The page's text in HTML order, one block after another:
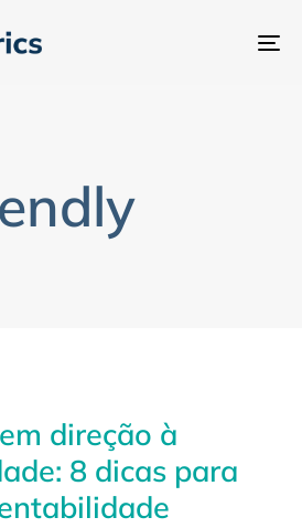
direção à
8 dicas para